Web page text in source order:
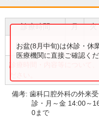
診療時間 月 火
8:30〜 17:00 ● ●
診療時間・内容等について
お盆(8月中旬)は休診・休
医療機関に直接ご確認くだ
備考:歯科口腔外科の外来
診・月～金 14:00～
0まで